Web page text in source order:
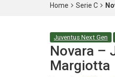
Home Serie C
Juventus Next Gen
Novara –
Margiotta